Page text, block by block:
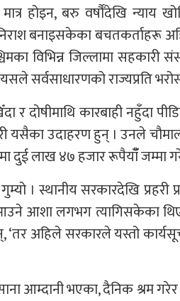
होइन, बरु वर्षौँदेखि न्याय
बनाइसकेका बचतकर्ताहरू
विभिन्न जिल्लामा सहकारी
सर्वसाधारणको राज्यप्रति
र दोषीमाथि कारबाही
यसैका उदाहरण हुन् । उनले
दुई लाख ४७ हजार रूपैयाँँ जम्मा
। स्थानीय सरकारदेखि
आशा लगभग त्यागिसकेका
‘तर अहिले सरकारले यस्तो
आम्दानी भएका, दैनिक श्रम